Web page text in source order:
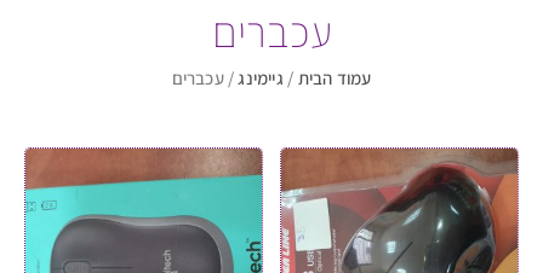
עכברים
עמוד הבית / גיימינג / עכברים